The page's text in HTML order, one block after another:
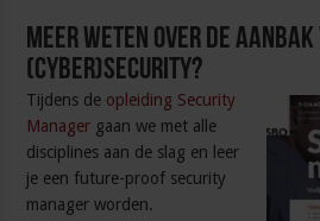
Meer weten over de aanbak
(cyber)security?
Tijdens de opleiding Security
Manager gaan we met alle
disciplines aan de slag en leer
je een future-proof security
manager worden.